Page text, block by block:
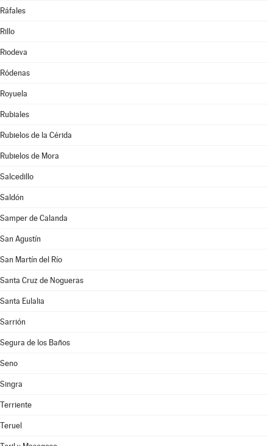
Ráfales
Rillo
Riodeva
Ródenas
Royuela
Rubiales
Rubielos de la Cérida
Rubielos de Mora
Salcedillo
Saldón
Samper de Calanda
San Agustín
San Martín del Río
Santa Cruz de Nogueras
Santa Eulalia
Sarrión
Segura de los Baños
Seno
Singra
Terriente
Teruel